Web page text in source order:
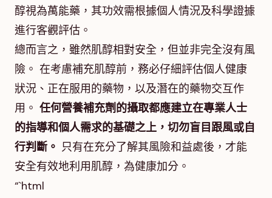
醇視為萬能藥，其功效需根據個人情況及科學證據
進行客觀評估。
總而言之，雖然肌醇相對安全，但並非完全沒有風
險。 在考慮補充肌醇前，務必仔細評估個人健康
狀況、正在服用的藥物，以及潛在的藥物交互作
用。 任何營養補充劑的攝取都應建立在專業人士
的指導和個人需求的基礎之上，切勿盲目跟風或自
行判斷。 只有在充分了解其風險和益處後，才能
安全有效地利用肌醇，為健康加分。
“`html